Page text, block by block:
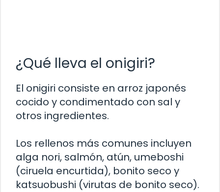
¿Qué lleva el onigiri?
El onigiri consiste en arroz japonés
cocido y condimentado con sal y
otros ingredientes.
Los rellenos más comunes incluyen
alga nori, salmón, atún, umeboshi
(ciruela encurtida), bonito seco y
katsuobushi (virutas de bonito seco).